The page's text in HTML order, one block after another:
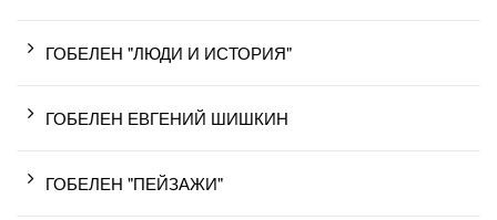
ГОБЕЛЕН "ЛЮДИ И ИСТОРИЯ"
ГОБЕЛЕН ЕВГЕНИЙ ШИШКИН
ГОБЕЛЕН "ПЕЙЗАЖИ"